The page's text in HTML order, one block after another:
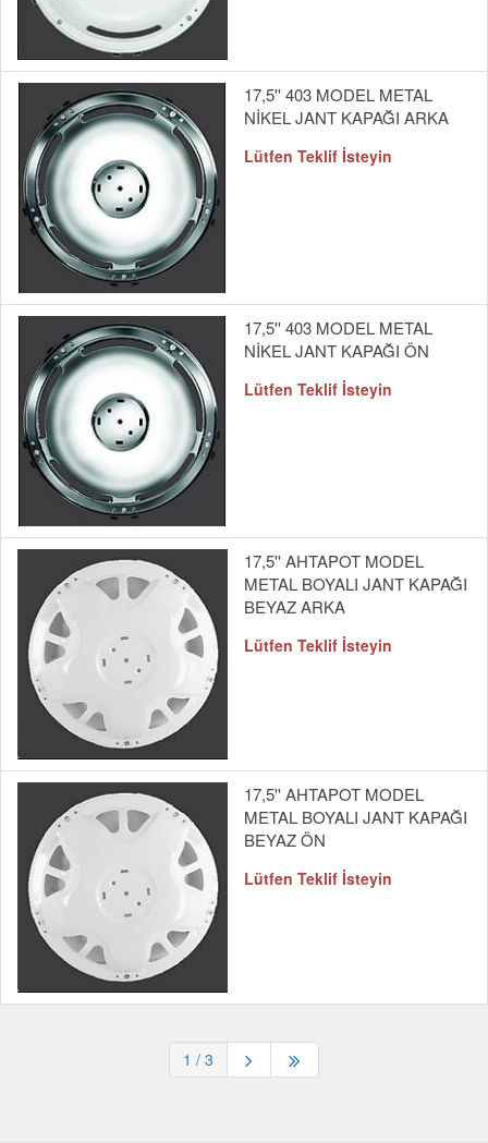
17,5'' 403 MODEL METAL
NİKEL JANT KAPAĞI ARKA
Lütfen Teklif İsteyin
17,5'' 403 MODEL METAL
NİKEL JANT KAPAĞI ÖN
Lütfen Teklif İsteyin
17,5'' AHTAPOT MODEL
METAL BOYALI JANT KAPAĞI
BEYAZ ARKA
Lütfen Teklif İsteyin
17,5'' AHTAPOT MODEL
METAL BOYALI JANT KAPAĞI
BEYAZ ÖN
Lütfen Teklif İsteyin
1 / 3